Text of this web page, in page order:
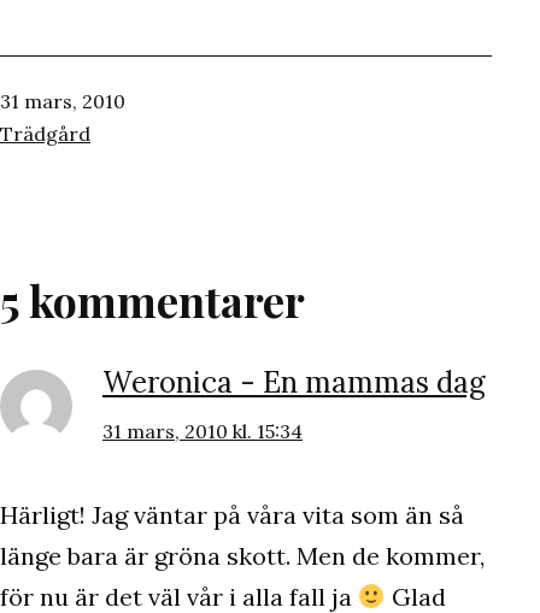
Publicerat
den
31 mars, 2010
Kategoriserat
Trädgård
5 kommentarer
Weronica - En mammas dag
31 mars, 2010 kl. 15:34
Härligt! Jag väntar på våra vita som än så
länge bara är gröna skott. Men de kommer,
för nu är det väl vår i alla fall ja
Glad